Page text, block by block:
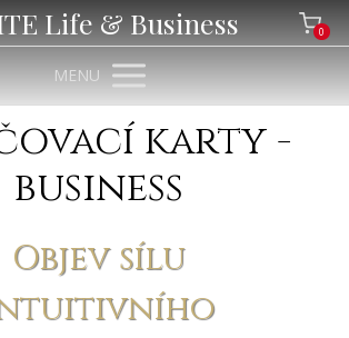
Life & Business 0
MENU
karty -
business
Objev sílu